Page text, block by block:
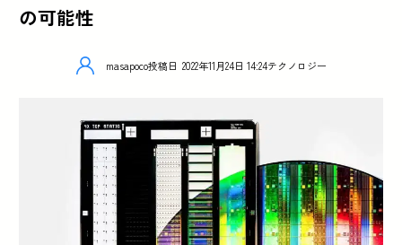
の可能性
masapoco投稿日 2022年11月24日 14:24テクノロジー